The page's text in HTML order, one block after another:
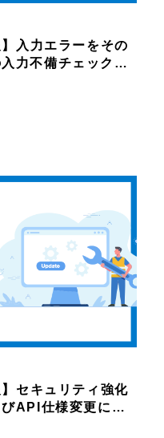
入力エラーをその
力不備チェック機
セキュリティ強化
API仕様変更につ